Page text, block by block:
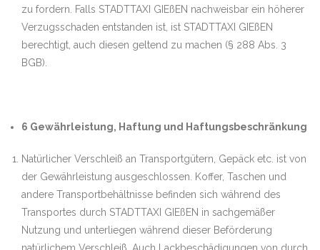
zu fordern. Falls STADTTAXI GIEßEN nachweisbar ein höherer
Verzugsschaden entstanden ist, ist STADTTAXI GIEßEN
berechtigt, auch diesen geltend zu machen (§ 288 Abs. 3
BGB).
6 Gewährleistung, Haftung und Haftungsbeschränkung
Natürlicher Verschleiß an Transportgütern, Gepäck etc. ist von
der Gewährleistung ausgeschlossen. Koffer, Taschen und
andere Transportbehältnisse befinden sich während des
Transportes durch STADTTAXI GIEßEN in sachgemäßer
Nutzung und unterliegen während dieser Beförderung